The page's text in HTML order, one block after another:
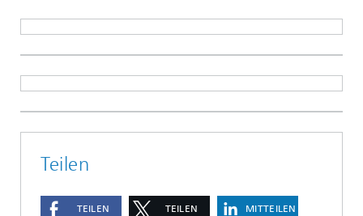
Teilen
TEILEN TEILEN MITTEILEN